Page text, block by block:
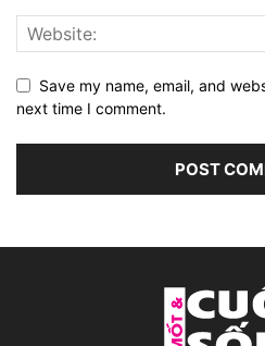
Save my name, email, and
next time I comment.